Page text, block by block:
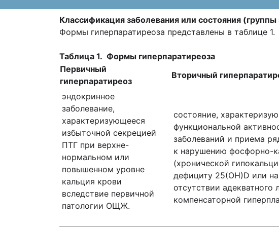
Классификация заболевания или состояния
Формы гиперпаратиреоза представлены в таблице 1.
Таблица 1. Формы гиперпаратиреоза
Первичный
гиперпаратиреоз
Вторичный
эндокринное
заболевание,
характеризующееся
избыточной секрецией
ПТГ при верхне-
нормальном или
повышенном уровне
кальция крови
вследствие первичной
патологии ОЩЖ.
состояние,
функциональной
заболеваний и приема
к нарушению фосфорно-
(хронической
дефициту 25(ОН)D или
отсутствии
компенсаторной